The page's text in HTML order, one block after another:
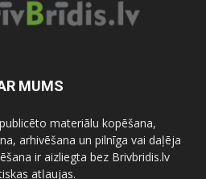
MUMS
materiālu kopēšana,
arhivēšana un pilnīga vai daļēja
ir aizliegta bez Brivbridis.lv
atļaujas.